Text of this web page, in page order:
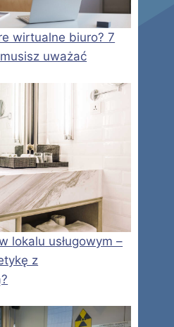
wirtualne biuro? 7
uważać
lokalu usługowym –
z